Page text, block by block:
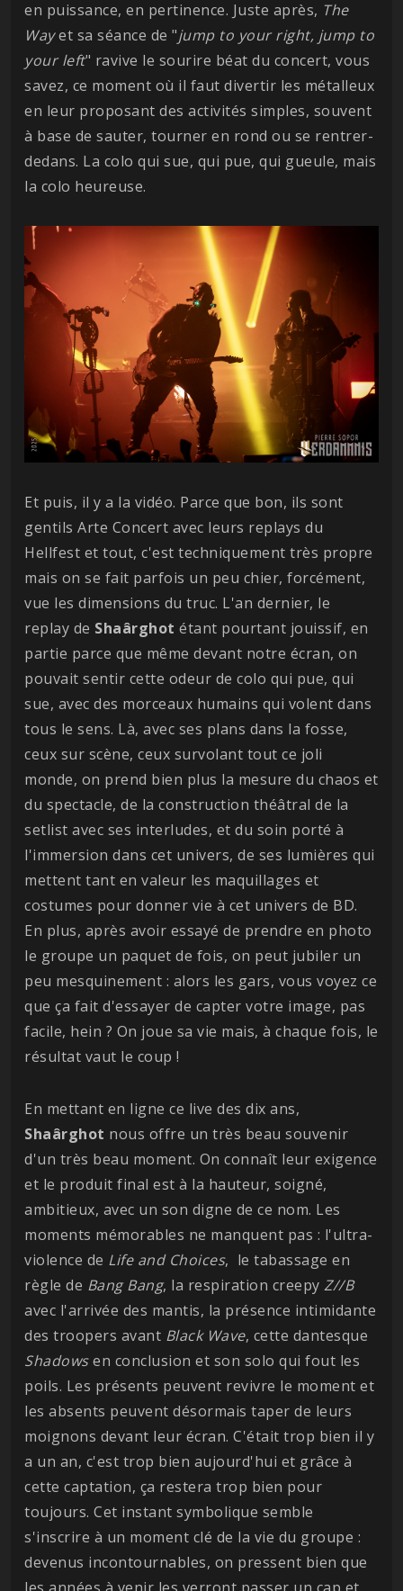
en puissance, en pertinence. Juste après, The
Wayet sa séance de "jump to your right, jump to
your left" ravive le sourire béat du concert, vous
savez, ce moment où il faut divertir les métalleux
en leur proposant des activités simples, souvent
à base de sauter, tourner en rond ou se rentrer-
dedans. La colo qui sue, qui pue, qui gueule, mais
la colo heureuse.
Et puis, il y a la vidéo. Parce que bon, ils sont
gentils Arte Concert avec leurs replays du
Hellfest et tout, c'est techniquement très propre
mais on se fait parfois un peu chier, forcément,
vue les dimensions du truc. L'an dernier, le
replay de Shaârghot étant pourtant jouissif, en
partie parce que même devant notre écran, on
pouvait sentir cette odeur de colo qui pue, qui
sue, avec des morceaux humains qui volent dans
tous le sens. Là, avec ses plans dans la fosse,
ceux sur scène, ceux survolant tout ce joli
monde, on prend bien plus la mesure du chaos et
du spectacle, de la construction théâtral de la
setlist avec ses interludes, et du soin porté à
l'immersion dans cet univers, de ses lumières qui
mettent tant en valeur les maquillages et
costumes pour donner vie à cet univers de BD.
En plus, après avoir essayé de prendre en photo
le groupe un paquet de fois, on peut jubiler un
peu mesquinement : alors les gars, vous voyez ce
que ça fait d'essayer de capter votre image, pas
facile, hein ? On joue sa vie mais, à chaque fois, le
résultat vaut le coup !
En mettant en ligne ce live des dix ans,
Shaârghot nous offre un très beau souvenir
d'un très beau moment. On connaît leur exigence
et le produit final est à la hauteur, soigné,
ambitieux, avec un son digne de ce nom. Les
moments mémorables ne manquent pas : l'ultra-
violence de Life and Choices, le tabassage en
règle de Bang Bang, la respiration creepy Z//B
avec l'arrivée des mantis, la présence intimidante
des troopers avant Black Wave, cette dantesque
Shadowsen conclusion et son solo qui fout les
poils. Les présents peuvent revivre le moment et
les absents peuvent désormais taper de leurs
moignons devant leur écran. C'était trop bien il y
a un an, c'est trop bien aujourd'hui et grâce à
cette captation, ça restera trop bien pour
toujours. Cet instant symbolique semble
s'inscrire à un moment clé de la vie du groupe :
devenus incontournables, on pressent bien que
les années à venir les verront passer un cap et